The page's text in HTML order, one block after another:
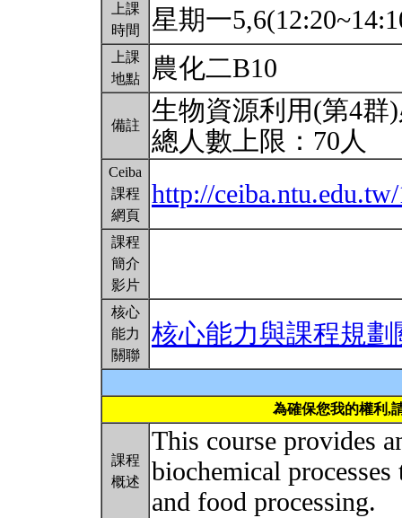
上課
時間
星期一
上課
地點
農化二B10
備註
生物資源利用(第4群
總人數上限：70人
Ceiba
課程
網頁
http://
課程
簡介
影片
核心
能力
關聯
核心能力與課程規劃
為確保您我的權利,
課程
概述
This course provides
biochemical
and food processing.